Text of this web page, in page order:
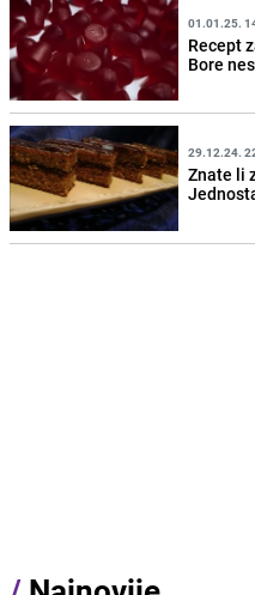
01.01.25.
Recept
Bore
29.12.24.
Znate li